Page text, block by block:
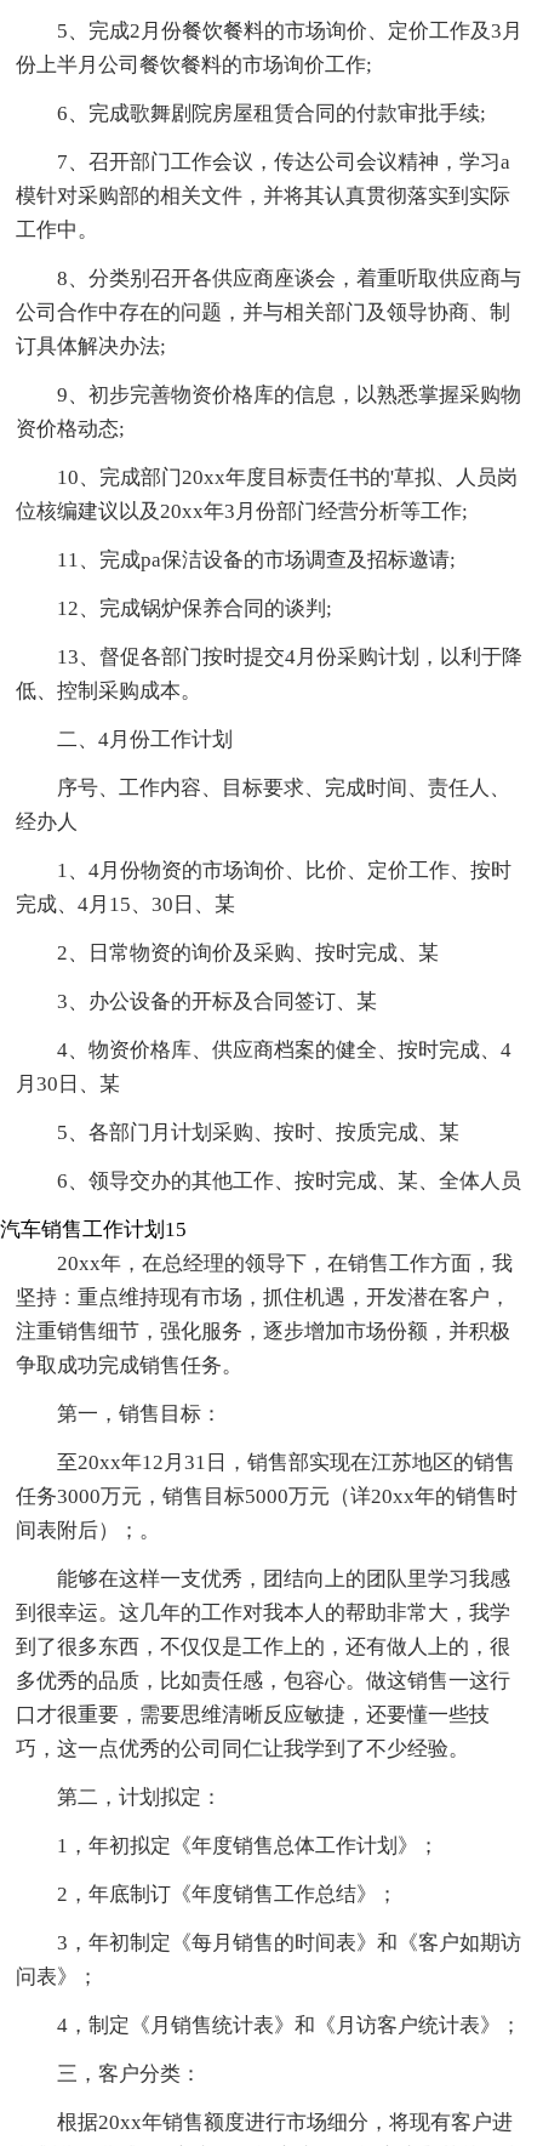
5、完成2月份餐饮餐料的市场询价、定价工作及3月
份上半月公司餐饮餐料的市场询价工作;
6、完成歌舞剧院房屋租赁合同的付款审批手续;
7、召开部门工作会议，传达公司会议精神，学习a
模针对采购部的相关文件，并将其认真贯彻落实到实际
工作中。
8、分类别召开各供应商座谈会，着重听取供应商与
公司合作中存在的问题，并与相关部门及领导协商、制
订具体解决办法;
9、初步完善物资价格库的信息，以熟悉掌握采购物
资价格动态;
10、完成部门20xx年度目标责任书的'草拟、人员岗
位核编建议以及20xx年3月份部门经营分析等工作;
11、完成pa保洁设备的市场调查及招标邀请;
12、完成锅炉保养合同的谈判;
13、督促各部门按时提交4月份采购计划，以利于降
低、控制采购成本。
二、4月份工作计划
序号、工作内容、目标要求、完成时间、责任人、
经办人
1、4月份物资的市场询价、比价、定价工作、按时
完成、4月15、30日、某
2、日常物资的询价及采购、按时完成、某
3、办公设备的开标及合同签订、某
4、物资价格库、供应商档案的健全、按时完成、4
月30日、某
5、各部门月计划采购、按时、按质完成、某
6、领导交办的其他工作、按时完成、某、全体人员
汽车销售工作计划15
20xx年，在总经理的领导下，在销售工作方面，我
坚持：重点维持现有市场，抓住机遇，开发潜在客户，
注重销售细节，强化服务，逐步增加市场份额，并积极
争取成功完成销售任务。
第一，销售目标：
至20xx年12月31日，销售部实现在江苏地区的销售
任务3000万元，销售目标5000万元（详20xx年的销售时
间表附后）；。
能够在这样一支优秀，团结向上的团队里学习我感
到很幸运。这几年的工作对我本人的帮助非常大，我学
到了很多东西，不仅仅是工作上的，还有做人上的，很
多优秀的品质，比如责任感，包容心。做这销售一这行
口才很重要，需要思维清晰反应敏捷，还要懂一些技
巧，这一点优秀的公司同仁让我学到了不少经验。
第二，计划拟定：
1，年初拟定《年度销售总体工作计划》；
2，年底制订《年度销售工作总结》；
3，年初制定《每月销售的时间表》和《客户如期访
问表》；
4，制定《月销售统计表》和《月访客户统计表》；
三，客户分类：
根据20xx年销售额度进行市场细分，将现有客户进